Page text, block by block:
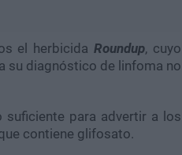
el herbicidaRoundup, cuyo
su diagnóstico de linfoma no
suficiente para advertir a los
contiene glifosato.